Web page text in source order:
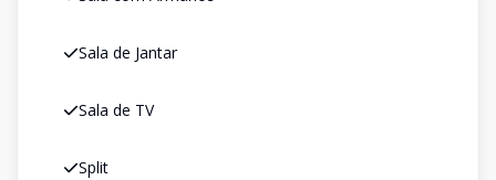
Sala de Jantar
Sala de TV
Split